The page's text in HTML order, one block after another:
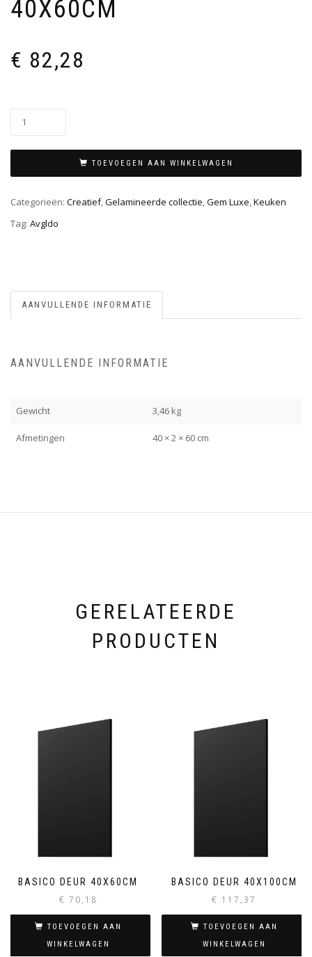
40X60CM
€ 82,28
TOEVOEGEN AAN WINKELWAGEN
Categorieën: Creatief,Gelamineerde collectie,Gem Luxe,Keuken
Tag: Avgldo
AANVULLENDE INFORMATIE
AANVULLENDE INFORMATIE
Gewicht 3,46 kg
Afmetingen 40 × 2 × 60 cm
GERELATEERDE
PRODUCTEN
BASICO DEUR 40X60CM
€ 70,18
TOEVOEGEN AAN
WINKELWAGEN
BASICO DEUR 40X100CM
€ 117,37
TOEVOEGEN AAN
WINKELWAGEN